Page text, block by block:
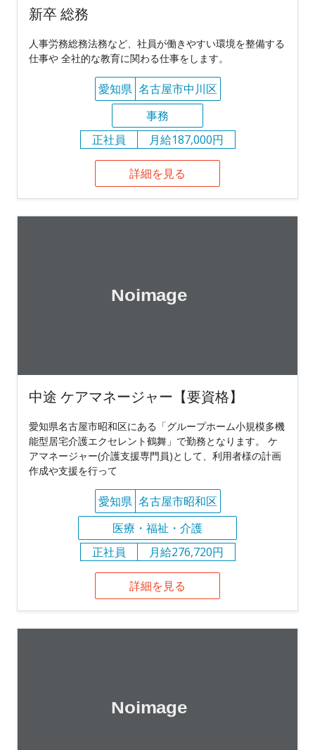
新卒 総務
人事労務総務法務など、社員が働きやすい環境を整備する
仕事や 全社的な教育に関わる仕事をします。
愛知県 名古屋市中川区
事務
正社員
月給187,000円
詳細を見る
中途 ケアマネージャー【要資格】
愛知県名古屋市昭和区にある「グループホーム小規模多機
能型居宅介護エクセレント鶴舞」で勤務となります。 ケ
アマネージャー(介護支援専門員)として、利用者様の計画
作成や支援を行って
愛知県 名古屋市昭和区
医療・福祉・介護
正社員
月給276,720円
詳細を見る